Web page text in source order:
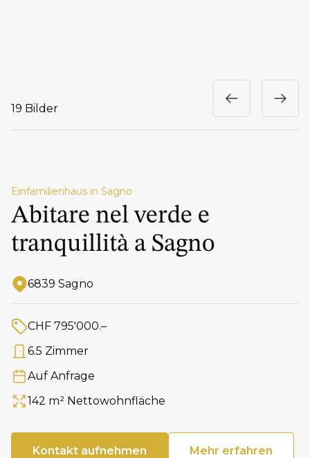
19 Bilder
Einfamilienhaus in Sagno
Abitare nel verde e
tranquillità a Sagno
Adresse
6839 Sagno
Preis
CHF 795'000.–
Anzahl Zimmer
6.5 Zimmer
Verfügbar ab
Auf Anfrage
Fläche
142 m² Nettowohnfläche
Kontakt aufnehmen Mehr erfahren